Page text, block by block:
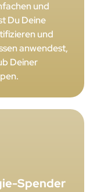
und
Du Deine
und
anwendest,
Deiner
Spender